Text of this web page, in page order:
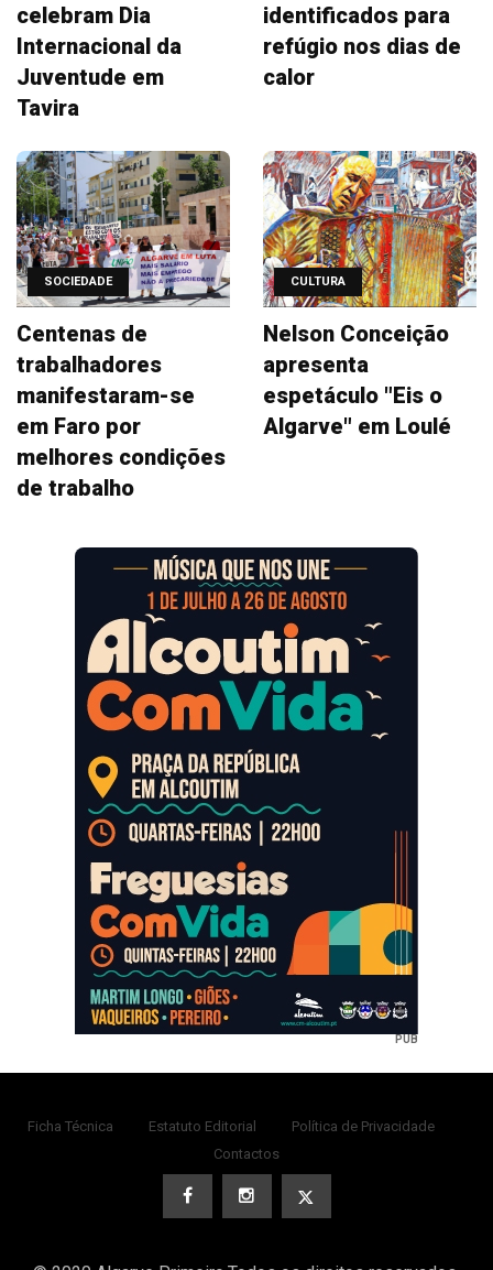
celebram Dia
Internacional da
Juventude em
Tavira
identificados para
refúgio nos dias de
calor
SOCIEDADE
Centenas de
trabalhadores
manifestaram-se
em Faro por
melhores condições
de trabalho
CULTURA
Nelson Conceição
apresenta
espetáculo "Eis o
Algarve" em Loulé
PUB
Ficha Técnica Estatuto Editorial
Política de Privacidade
Contactos